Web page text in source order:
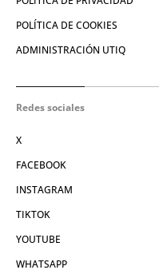
POLÍTICA DE COOKIES
ADMINISTRACIÓN UTIQ
Redes sociales
X
FACEBOOK
INSTAGRAM
TIKTOK
YOUTUBE
WHATSAPP